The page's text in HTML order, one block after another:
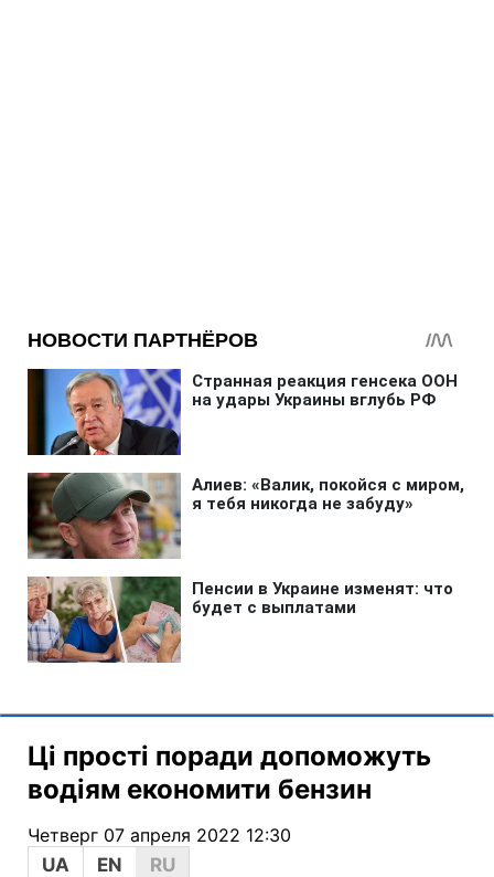
Ці прості поради допоможуть
водіям економити бензин
Четверг 07 апреля 2022 12:30
UA
EN RU